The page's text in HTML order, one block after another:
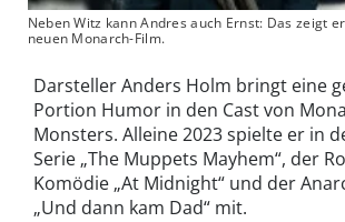
Neben Witz kann Andres auch Ernst: Das zeigt
neuen Monarch-Film.
Darsteller Anders Holm bringt eine
Portion Humor in den Cast von
Monsters. Alleine 2023 spielte er in
Serie „The Muppets Mayhem“, der
Komödie „At Midnight“ und der
„Und dann kam Dad“ mit.